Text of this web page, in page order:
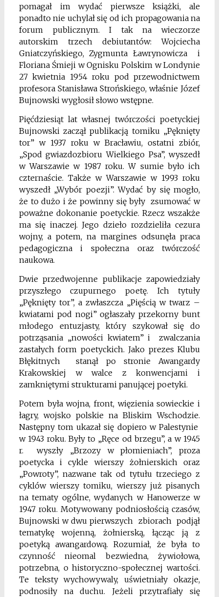
pomagał im wydać pierwsze książki, ale
ponadto nie uchylał się od ich propagowania na
forum publicznym. I tak na wieczorze
autorskim trzech debiutantów: Wojciecha
Gniatczyńskiego, Zygmunta Ławrynowicza i
Floriana Śmieji w Ognisku Polskim w Londynie
27 kwietnia 1954 roku pod przewodnictwem
profesora Stanisława Strońskiego, właśnie Józef
Bujnowski wygłosił słowo wstępne.
Pięćdziesiąt lat własnej twórczości poetyckiej
Bujnowski zaczął publikacją tomiku „Pęknięty
tor” w 1937 roku w Bracławiu, ostatni zbiór,
„Spod gwiazdozbioru Wielkiego Psa”, wyszedł
w Warszawie w 1987 roku. W sumie było ich
czternaście. Także w Warszawie w 1993 roku
wyszedł „Wybór poezji”. Wydać by się mogło,
że to dużo i że powinny się były zsumować w
poważne dokonanie poetyckie. Rzecz wszakże
ma się inaczej. Jego dzieło rozdzieliła cezura
wojny, a potem, na margines odsunęła praca
pedagogiczna i społeczna oraz twórczość
naukowa.
Dwie przedwojenne publikacje zapowiedziały
przyszłego czupurnego poetę. Ich tytuły
„Pęknięty tor”, a zwłaszcza „Pięścią w twarz –
kwiatami pod nogi” ogłaszały przekorny bunt
młodego entuzjasty, który szykował się do
potrząsania „nowości kwiatem” i zwalczania
zastałych form poetyckich. Jako prezes Klubu
Błękitnych stanął po stronie Awangardy
Krakowskiej w walce z konwencjami i
zamkniętymi strukturami panującej poetyki.
Potem była wojna, front, więzienia sowieckie i
łagry, wojsko polskie na Bliskim Wschodzie.
Następny tom ukazał się dopiero w Palestynie
w 1943 roku. Były to „Ręce od brzegu”, a w 1945
r. wyszły „Brzozy w płomieniach”, proza
poetycka i cykle wierszy żołnierskich oraz
„Powroty”, nazwane tak od tytułu trzeciego z
cyklów wierszy tomiku, wierszy już pisanych
na tematy ogólne, wydanych w Hanowerze w
1947 roku. Motywowany podniosłością czasów,
Bujnowski w dwu pierwszych zbiorach podjął
tematykę wojenną, żołnierską, łącząc ją z
poetyką awangardową. Rozumiał, że była to
czynność nieomal bezwiedna, żywiołowa,
potrzebna, o historyczno-społecznej wartości.
Te teksty wychowywaly, uświetniały okazje,
podnosiły na duchu. Jeżeli przytrafiały się